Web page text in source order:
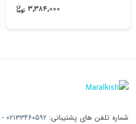
۳,۳۸۴,۰۰۰
شماره تلفن های پشتیبانی: ۰۲۱۳۳۴۶۰۵۹۲ -